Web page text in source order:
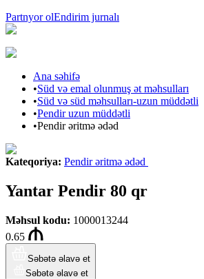
Partnyor olEndirim jurnalı
Ana səhifə
•Süd və emal olunmuş ət məhsulları
•Süd və süd məhsulları-uzun müddətli
•Pendir uzun müddətli
•Pendir əritmə ədəd
Kateqoriya: Pendir əritmə ədəd
Yantar Pendir 80 qr
Məhsul kodu: 1000013244
0.65
Səbətə əlavə et
Səbətə əlavə et